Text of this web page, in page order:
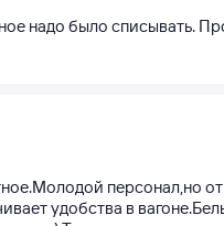
надо было списывать.
персонал,но
удобства в